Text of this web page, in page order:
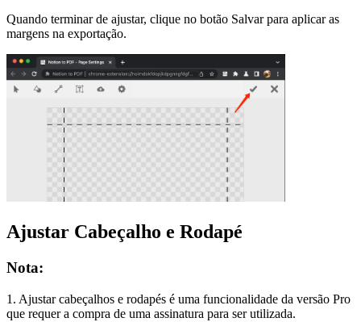
Quando terminar de ajustar, clique no botão Salvar para aplicar as
margens na exportação.
Ajustar Cabeçalho e Rodapé
Nota:
1. Ajustar cabeçalhos e rodapés é uma funcionalidade da versão Pro
que requer a compra de uma assinatura para ser utilizada.